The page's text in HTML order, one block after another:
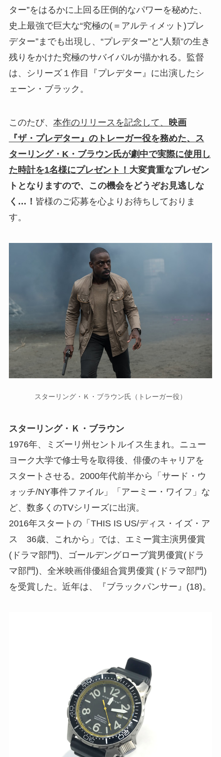
ター”をはるかに上回る圧倒的なパワーを秘めた、
史上最強で巨大な“究極の(＝アルティメット)プレ
デター”までも出現し、“プレデター”と”人類”の生き
残りをかけた究極のサバイバルが描かれる。監督
は、シリーズ１作目『プレデター』に出演したシ
ェーン・ブラック。
このたび、 本作のリリースを記念して、 映画
『ザ・プレデター』のトレーガー役を務めた、ス
ターリング・K・ブラウン氏が劇中で実際に使用し
た時計を1名様にプレゼント！ 大変貴重なプレゼン
トとなりますので、この機会をどうぞお見逃しな
く…！ 皆様のご応募を心よりお待ちしておりま
す。
スターリング・Ｋ・ブラウン氏（トレーガー役）
スターリング・Ｋ・ブラウン
1976年、ミズーリ州セントルイス生まれ。ニュー
ヨーク大学で修士号を取得後、俳優のキャリアを
スタートさせる。2000年代前半から「サード・ウ
ォッチ/NY事件ファイル」「アーミー・ワイフ」な
ど、数多くのTVシリーズに出演。
2016年スタートの「THIS IS US/ディス・イズ・ア
ス 36歳、これから」では、エミー賞主演男優賞
(ドラマ部門)、ゴールデングローブ賞男優賞(ドラ
マ部門)、全米映画俳優組合賞男優賞 (ドラマ部門)
を受賞した。近年は、『ブラックパンサー』(18)。